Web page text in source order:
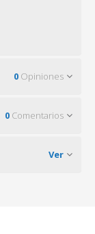
0 Opiniones
0 Comentarios
Ver